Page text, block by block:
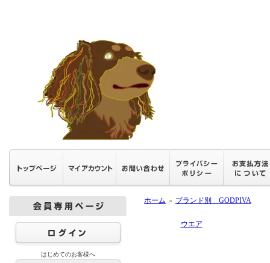
はじめてのお客様へ
ホーム ＞ ブランド別 GODPIVA
ウエア